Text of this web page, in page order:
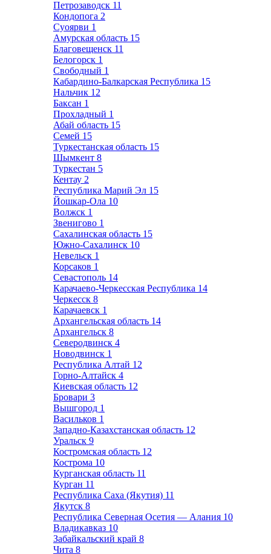
Петрозаводск 11
Кондопога 2
Суоярви 1
Амурская область 15
Благовещенск 11
Белогорск 1
Свободный 1
Кабардино-Балкарская Республика 15
Нальчик 12
Баксан 1
Прохладный 1
Абай область 15
Семей 15
Туркестанская область 15
Шымкент 8
Туркестан 5
Кентау 2
Республика Марий Эл 15
Йошкар-Ола 10
Волжск 1
Звенигово 1
Сахалинская область 15
Южно-Сахалинск 10
Невельск 1
Корсаков 1
Севастополь 14
Карачаево-Черкесская Республика 14
Черкесск 8
Карачаевск 1
Архангельская область 14
Архангельск 8
Северодвинск 4
Новодвинск 1
Республика Алтай 12
Горно-Алтайск 4
Киевская область 12
Бровари 3
Вышгород 1
Васильков 1
Западно-Казахстанская область 12
Уральск 9
Костромская область 12
Кострома 10
Курганская область 11
Курган 11
Республика Саха (Якутия) 11
Якутск 8
Республика Северная Осетия — Алания 10
Владикавказ 10
Забайкальский край 8
Чита 8